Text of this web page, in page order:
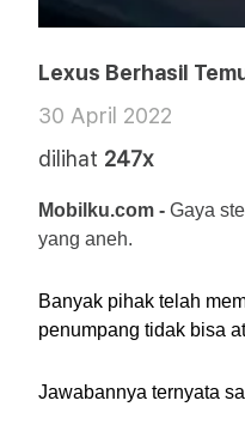
Lexus Berhasil
30 April 2022
dilihat 247x
Mobilku.com - Gaya
yang aneh.
Banyak pihak telah
penumpang tidak bisa
Jawabannya ternyata